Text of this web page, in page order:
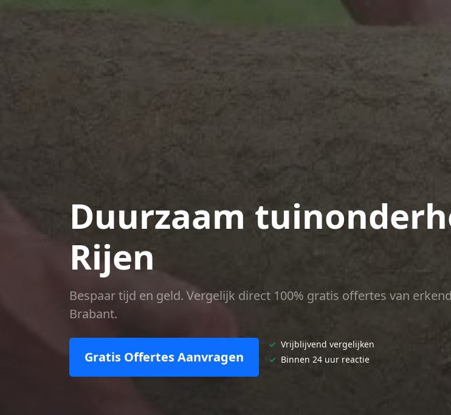
Duurzaam
Rijen
Bespaar tijd en geld. Vergelijk direct 100% gratis offertes van
Brabant.
Gratis Offertes Aanvragen
✓ Vrijblijvend vergelijken
✓ Binnen 24 uur reactie